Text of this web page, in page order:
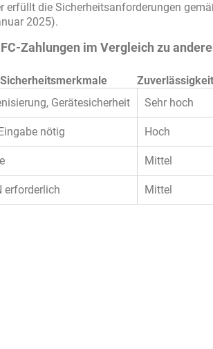
erfüllt die Sicherheitsanforderungen
2025).
Zahlungen im Vergleich zu
Sicherheitsmerkmale Zuverlässigkeit
Gerätesicherheit Sehr hoch
nötig Hoch
Mittel
erforderlich Mittel